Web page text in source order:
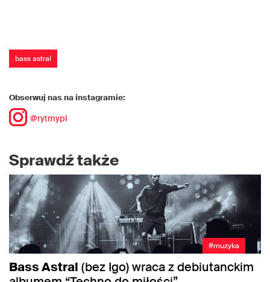
bass astral
Obserwuj nas na instagramie:
@rytmypl
Sprawdź także
#muzyka
Bass Astral (bez Igo) wraca z debiutanckim